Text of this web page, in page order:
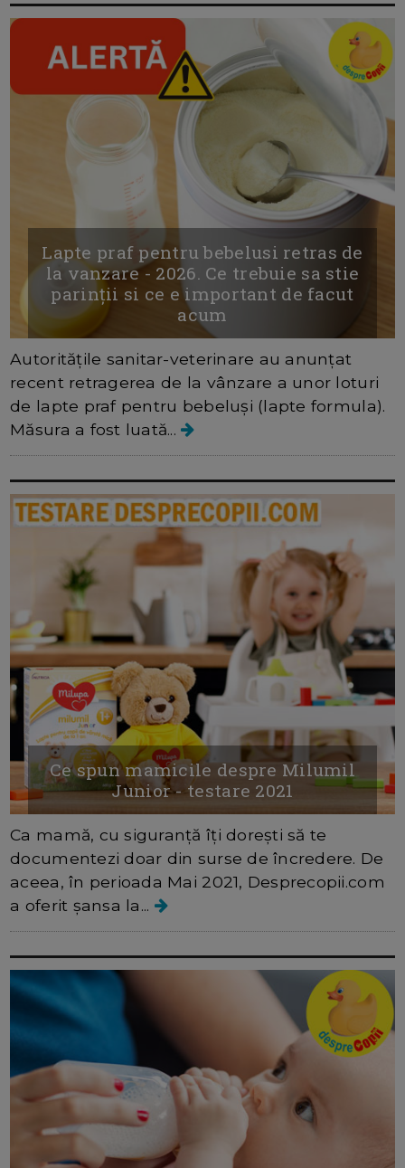
Lapte praf pentru bebelusi retras de
la vanzare - 2026. Ce trebuie sa stie
parinții si ce e important de facut
acum
Autoritățile sanitar-veterinare au anunțat
recent retragerea de la vânzare a unor loturi
de lapte praf pentru bebeluși (lapte formula).
Măsura a fost luată...
Ce spun mamicile despre Milumil
Junior - testare 2021
Ca mamă, cu siguranță îți dorești să te
documentezi doar din surse de încredere. De
aceea, în perioada Mai 2021, Desprecopii.com
a oferit șansa la...